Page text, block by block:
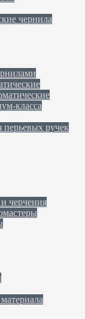
чернила
класса
ручек
черчения